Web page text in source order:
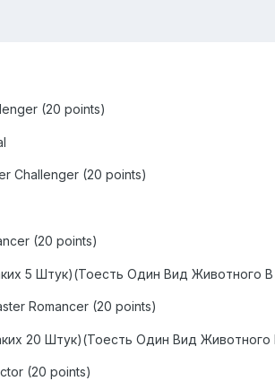
(20 points)
Challenger (20 points)
(20 points)
5 Штук)(Тоесть Один Вид Животного
Romancer (20 points)
20 Штук)(Тоесть Один Вид
(20 points)